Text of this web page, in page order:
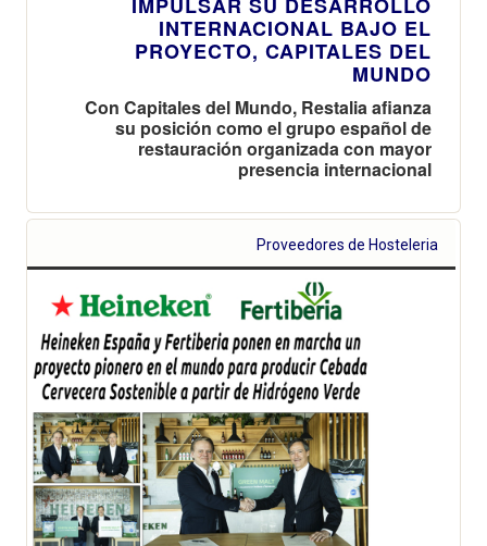
INTERNACIONAL BAJO EL
PROYECTO, CAPITALES DEL
MUNDO
Con Capitales del Mundo, Restalia afianza
su posición como el grupo español de
restauración organizada con mayor
presencia internacional
Proveedores de Hosteleria